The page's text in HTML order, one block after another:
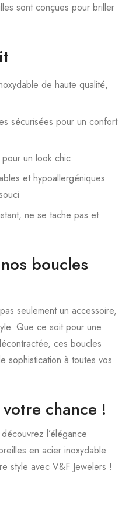
sont conçues pour briller
de haute qualité,
sécurisées pour un confort
un look chic
et hypoallergéniques
ne se tache pas et
boucles
seulement un accessoire,
Que ce soit pour une
ces boucles
sophistication à toutes vos
chance !
l’élégance
en acier inoxydable
style avec V&F Jewelers !